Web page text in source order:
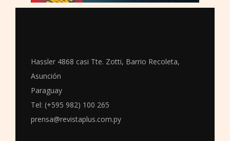
Hassler 4868 casi Tte. Zotti, Barrio Recoleta,
Asunción
Paraguay
Tel: (+595 982) 100 265
prensa@revistaplus.com.py